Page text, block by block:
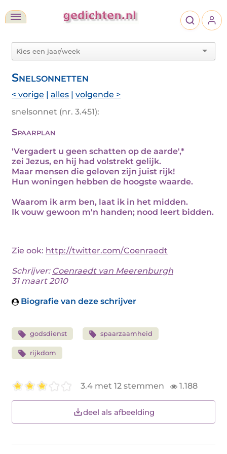
Snelsonnetten
< vorige | alles | volgende >
snelsonnet (nr. 3.451):
Spaarplan
'Vergadert u geen schatten op de aarde',*
zei Jezus, en hij had volstrekt gelijk.
Maar mensen die geloven zijn juist rijk!
Hun woningen hebben de hoogste waarde.
Waarom ik arm ben, laat ik in het midden.
Ik vouw gewoon m'n handen; nood leert bidden.
Zie ook: http://twitter.com/Coenraedt
Schrijver: Coenraedt van Meerenburgh
31 maart 2010
Biografie van deze schrijver
godsdienst spaarzaamheid
rijkdom
3.4 met 12 stemmen 1.188
deel als afbeelding